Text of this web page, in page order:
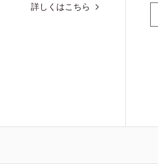
詳しくはこちら